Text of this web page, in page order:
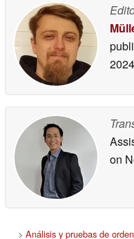
2024
on
> Análisis y pruebas de